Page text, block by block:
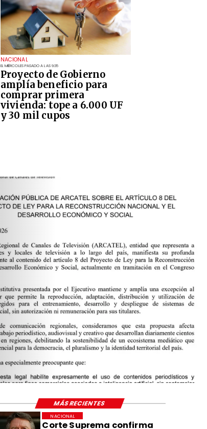
NACIONAL
EL MIÉRCOLES PASADO A LAS 9:35
Proyecto de Gobierno
amplía beneficio para
comprar primera
vivienda: tope a 6.000 UF
y 30 mil cupos
Corte Suprema confirma
NACIONAL
MÁS RECIENTES